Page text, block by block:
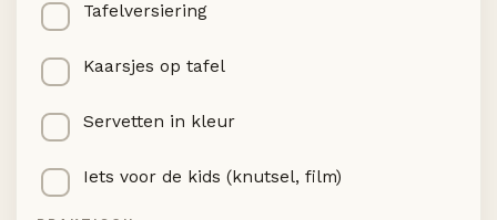
Tafelversiering
Kaarsjes op tafel
Servetten in kleur
Iets voor de kids (knutsel, film)